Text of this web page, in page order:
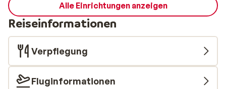
Alle Einrichtungen anzeigen
Reiseinformationen
Verpflegung
Fluginformationen